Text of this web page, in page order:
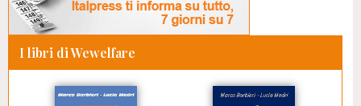
I libri di Wewelfare